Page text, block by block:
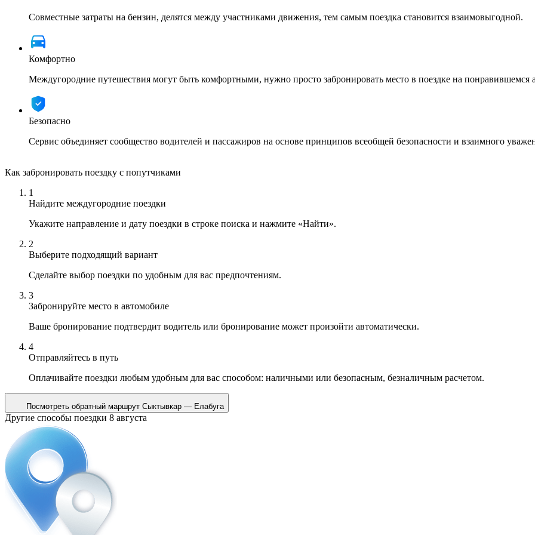
Совместные затраты на бензин, делятся между участниками движения, тем самым поездка становится взаимовыгодной.
Комфортно
Междугородние путешествия могут быть комфортными, нужно просто забронировать место в поездке на понравившемся
Безопасно
Сервис объединяет сообщество водителей и пассажиров на основе принципов всеобщей безопасности и взаимного
Как забронировать поездку с попутчиками
1
Найдите междугородние поездки
Укажите направление и дату поездки в строке поиска и нажмите «Найти».
2
Выберите подходящий вариант
Сделайте выбор поездки по удобным для вас предпочтениям.
3
Забронируйте место в автомобиле
Ваше бронирование подтвердит водитель или бронирование может произойти автоматически.
4
Отправляйтесь в путь
Оплачивайте поездки любым удобным для вас способом: наличными или безопасным, безналичным расчетом.
Посмотреть обратный маршрут Сыктывкар — Елабуга
Другие способы поездки 8 августа